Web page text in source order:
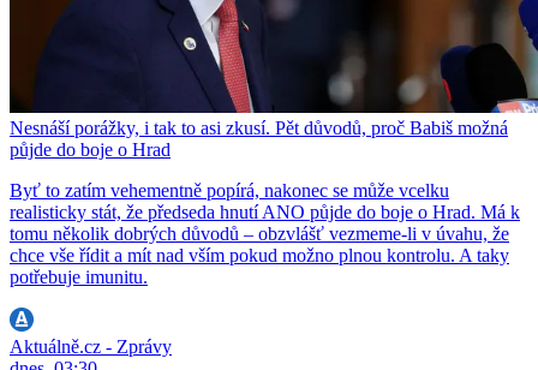
Nesnáší porážky, i tak to asi zkusí. Pět důvodů, proč Babiš možná
půjde do boje o Hrad
Byť to zatím vehementně popírá, nakonec se může vcelku
realisticky stát, že předseda hnutí ANO půjde do boje o Hrad. Má k
tomu několik dobrých důvodů – obzvlášť vezmeme-li v úvahu, že
chce vše řídit a mít nad vším pokud možno plnou kontrolu. A taky
potřebuje imunitu.
Aktuálně.cz - Zprávy